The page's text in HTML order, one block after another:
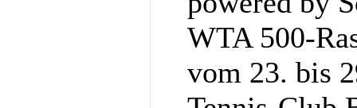
WTA 500-
vom 23. bis